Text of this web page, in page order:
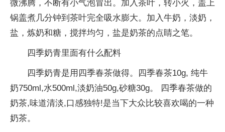
微沸腾，不断有小气泡冒出。加入茶叶，转小火，盖上
锅盖煮几分钟到茶叶完全吸水膨大。加入牛奶，淡奶，
盐，炼奶和糖，搅拌均匀，盐是奶茶的点睛之笔。
四季奶青里面有什么配料
四季奶青是用四季春茶做得。四季春茶10g, 纯牛
奶750ml,水500ml,淡奶油50g,砂糖30g。 四季春茶做的
奶茶,味道清淡,口感独特!是当下大众比较喜欢喝的一种
奶茶。